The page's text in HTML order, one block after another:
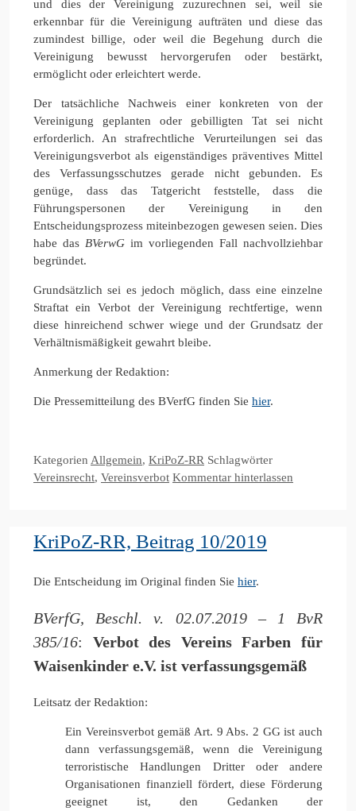
und dies der Vereinigung zuzurechnen sei, weil sie
erkennbar für die Vereinigung aufträten und diese das
zumindest billige, oder weil die Begehung durch die
Vereinigung bewusst hervorgerufen oder bestärkt,
ermöglicht oder erleichtert werde.
Der tatsächliche Nachweis einer konkreten von der
Vereinigung geplanten oder gebilligten Tat sei nicht
erforderlich. An strafrechtliche Verurteilungen sei das
Vereinigungsverbot als eigenständiges präventives Mittel
des Verfassungsschutzes gerade nicht gebunden. Es
genüge, dass das Tatgericht feststelle, dass die
Führungspersonen der Vereinigung in den
Entscheidungsprozess miteinbezogen gewesen seien. Dies
habe das BVerwG im vorliegenden Fall nachvollziehbar
begründet.
Grundsätzlich sei es jedoch möglich, dass eine einzelne
Straftat ein Verbot der Vereinigung rechtfertige, wenn
diese hinreichend schwer wiege und der Grundsatz der
Verhältnismäßigkeit gewahrt bleibe.
Anmerkung der Redaktion:
Die Pressemitteilung des BVerfG finden Sie hier.
Kategorien Allgemein, KriPoZ-RR Schlagwörter
Vereinsrecht, Vereinsverbot Kommentar hinterlassen
KriPoZ-RR, Beitrag 10/2019
Die Entscheidung im Original finden Sie hier.
BVerfG, Beschl. v. 02.07.2019 – 1 BvR
385/16: Verbot des Vereins Farben für
Waisenkinder e.V. ist verfassungsgemäß
Leitsatz der Redaktion:
Ein Vereinsverbot gemäß Art. 9 Abs. 2 GG ist auch
dann verfassungsgemäß, wenn die Vereinigung
terroristische Handlungen Dritter oder andere
Organisationen finanziell fördert, diese Förderung
geeignet ist, den Gedanken der